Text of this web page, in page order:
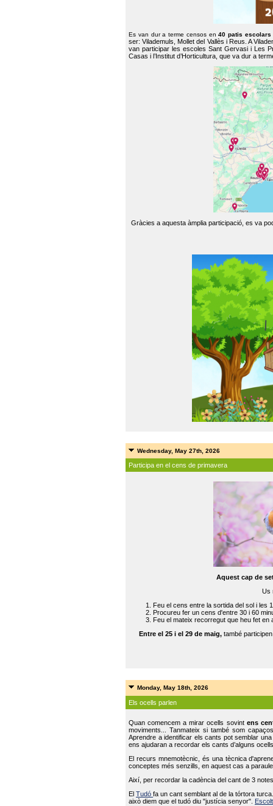
Es van dur a terme censos en40 patis escolars
ser: Vilademuls, Mollet del Vallès i Reus. A
van participar les escoles Sant Gervasi i Les
Casas i l’Institut d’Horticultura, que va dur a
Gràcies a aquesta àmplia participació, es va
Wednesday, May 27th, 2026
Participa en el cens de primavera
Aquest cap de
Us
Feu el cens entre la sortida del sol i les
Procureu fer un cens d'entre 30 i 60
Feu el mateix recorregut que heu fet en
Entre el 25 i el 29 de maig, també
Monday, May 18th, 2026
Els ocells parlen
Quan comencem a mirar ocells sovint ens
moviments... Tanmateix si també som
Aprendre a identificar els cants pot semblar
ens ajudaran a recordar els cants d’alguns
El recurs mnemotècnic, és una tècnica
conceptes més senzills, en aquest cas a
Així, per recordar la cadència del cant de 3
ElTudófa un cant semblant al de la tórtora
això diem que el tudó diu "justícia senyor".